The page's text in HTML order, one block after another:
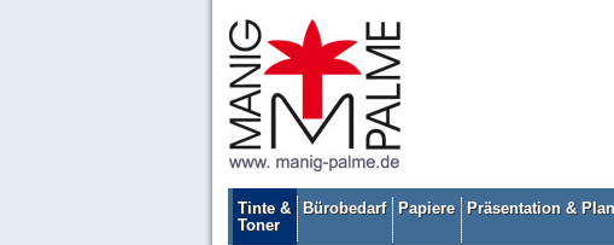
Tinte &
Toner
Bürobedarf Papiere Präsentation &